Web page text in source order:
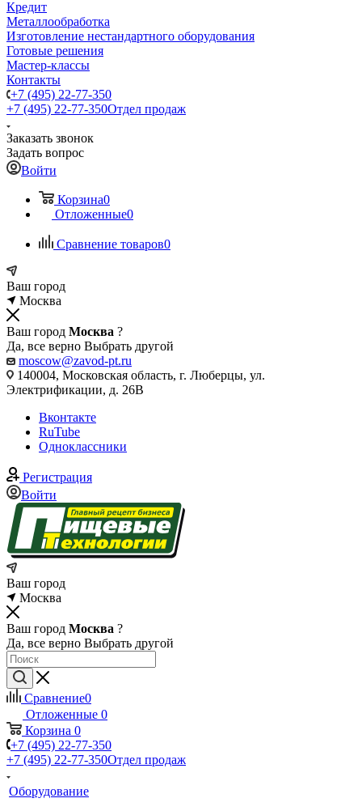
Кредит
Металлообработка
Изготовление нестандартного оборудования
Готовые решения
Мастер-классы
Контакты
+7 (495) 22-77-350
+7 (495) 22-77-350Отдел продаж
Заказать звонок
Задать вопрос
Войти
Корзина0
Отложенные0
Сравнение товаров0
Ваш город
Москва
Ваш город Москва ?
Да, все верно Выбрать другой
moscow@zavod-pt.ru
140004, Московская область, г. Люберцы, ул.
Электрификации, д. 26В
Вконтакте
RuTube
Одноклассники
Регистрация
Войти
Ваш город
Москва
Ваш город Москва ?
Да, все верно Выбрать другой
Сравнение0
Отложенные 0
Корзина 0
+7 (495) 22-77-350
+7 (495) 22-77-350Отдел продаж
Оборудование